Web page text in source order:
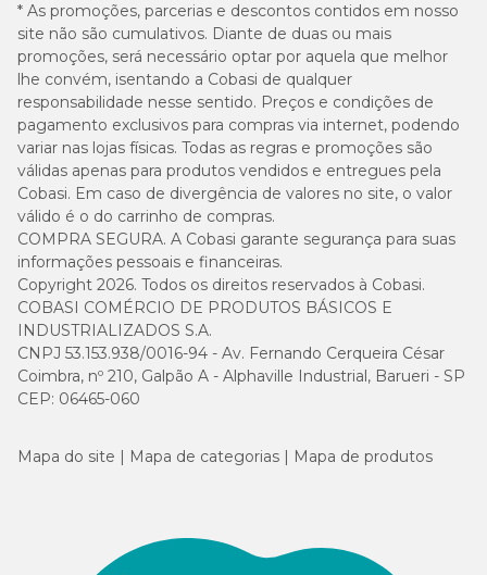
* As promoções, parcerias e descontos contidos em nosso
site não são cumulativos. Diante de duas ou mais
promoções, será necessário optar por aquela que melhor
lhe convém, isentando a Cobasi de qualquer
responsabilidade nesse sentido. Preços e condições de
pagamento exclusivos para compras via internet, podendo
variar nas lojas físicas. Todas as regras e promoções são
válidas apenas para produtos vendidos e entregues pela
Cobasi. Em caso de divergência de valores no site, o valor
válido é o do carrinho de compras.
COMPRA SEGURA. A Cobasi garante segurança para suas
informações pessoais e financeiras.
Copyright 2026. Todos os direitos reservados à Cobasi.
COBASI COMÉRCIO DE PRODUTOS BÁSICOS E
INDUSTRIALIZADOS S.A.
CNPJ 53.153.938/0016-94 - Av. Fernando Cerqueira César
Coimbra, nº 210, Galpão A - Alphaville Industrial, Barueri - SP
CEP: 06465-060
Mapa do site Mapa de categorias Mapa de produtos